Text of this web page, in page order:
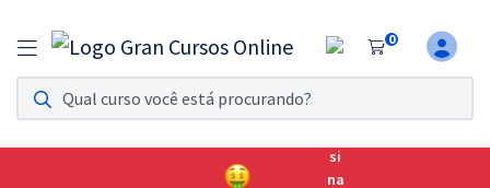
0
Assinatura Ilimitada 11
Acesso a todos os cursos. Teste grátis por 7 dias!
Assinatura OAB Até Passar